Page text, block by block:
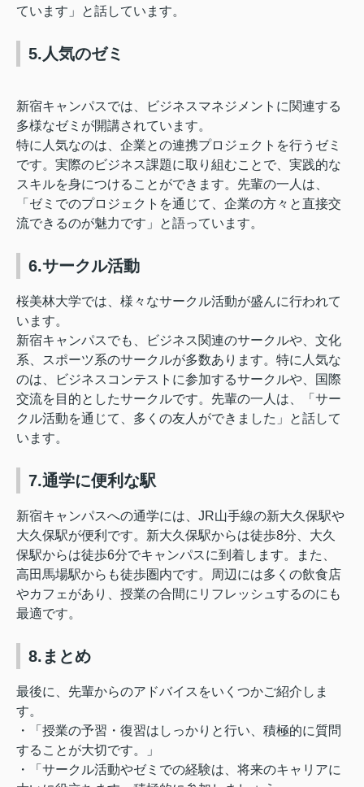
ています」と話しています。
5.人気のゼミ
新宿キャンパスでは、ビジネスマネジメントに関連する
多様なゼミが開講されています。
特に人気なのは、企業との連携プロジェクトを行うゼミ
です。実際のビジネス課題に取り組むことで、実践的な
スキルを身につけることができます。先輩の一人は、
「ゼミでのプロジェクトを通じて、企業の方々と直接交
流できるのが魅力です」と語っています。
6.サークル活動
桜美林大学では、様々なサークル活動が盛んに行われて
います。
新宿キャンパスでも、ビジネス関連のサークルや、文化
系、スポーツ系のサークルが多数あります。特に人気な
のは、ビジネスコンテストに参加するサークルや、国際
交流を目的としたサークルです。先輩の一人は、「サー
クル活動を通じて、多くの友人ができました」と話して
います。
7.通学に便利な駅
新宿キャンパスへの通学には、JR山手線の新大久保駅や
大久保駅が便利です。新大久保駅からは徒歩8分、大久
保駅からは徒歩6分でキャンパスに到着します。また、
高田馬場駅からも徒歩圏内です。周辺には多くの飲食店
やカフェがあり、授業の合間にリフレッシュするのにも
最適です。
8.まとめ
最後に、先輩からのアドバイスをいくつかご紹介しま
す。
・「授業の予習・復習はしっかりと行い、積極的に質問
することが大切です。」
・「サークル活動やゼミでの経験は、将来のキャリアに